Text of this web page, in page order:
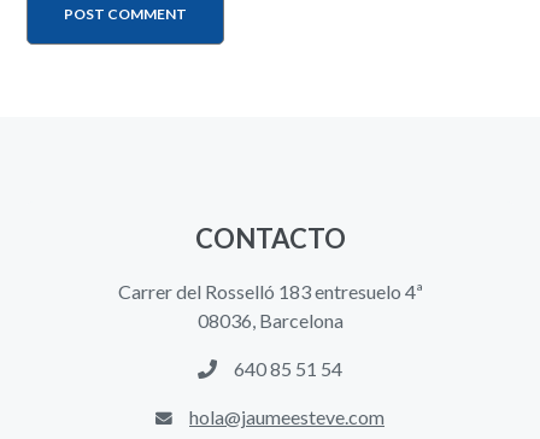
CONTACTO
Carrer del Rosselló 183 entresuelo 4ª
08036, Barcelona
640 85 51 54
hola@jaumeesteve.com